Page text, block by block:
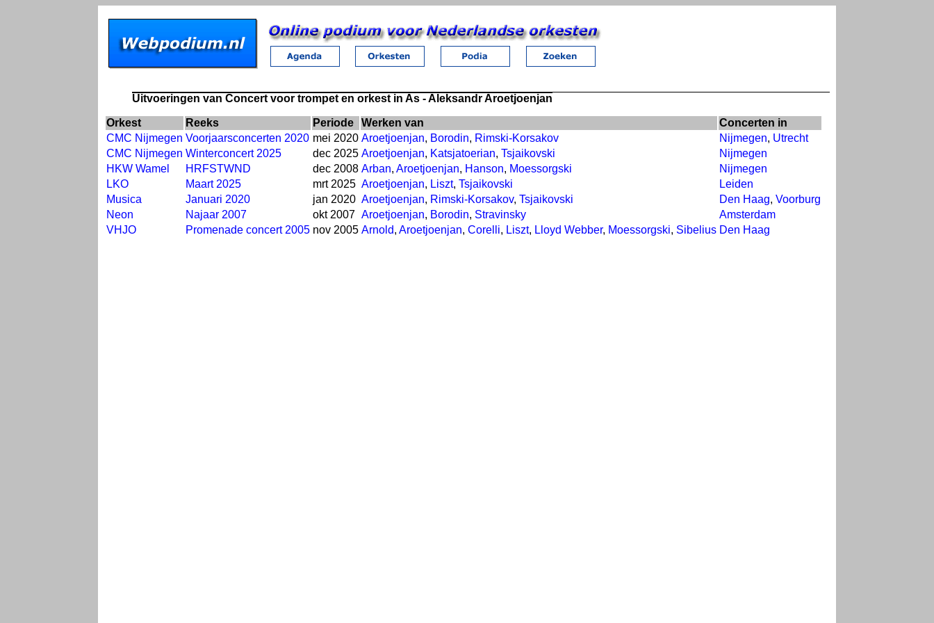
Uitvoeringen van Concert voor trompet en orkest in As - Aleksandr Aroetjoenjan
Orkest Reeks Periode Werken van
Concerten in
CMC Nijmegen Voorjaarsconcerten 2020 mei 2020 Aroetjoenjan, Borodin, Rimski-Korsakov Nijmegen, Utrecht
CMC Nijmegen Winterconcert 2025 dec 2025 Aroetjoenjan, Katsjatoerian, Tsjaikovski
Nijmegen
HKW Wamel
HRFSTWND dec 2008 Arban, Aroetjoenjan, Hanson, Moessorgski
Nijmegen
LKO
Maart 2025 mrt 2025 Aroetjoenjan, Liszt, Tsjaikovski
Leiden
Musica
Januari 2020 jan 2020 Aroetjoenjan, Rimski-Korsakov, Tsjaikovski Den Haag, Voorburg
Neon
Najaar 2007 okt 2007 Aroetjoenjan, Borodin, Stravinsky
Amsterdam
VHJO
Promenade concert 2005 nov 2005 Arnold, Aroetjoenjan, Corelli, Liszt, Lloyd Webber, Moessorgski, Sibelius Den Haag